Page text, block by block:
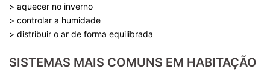
> aquecer no inverno
> controlar a humidade
> distribuir o ar de forma equilibrada
SISTEMAS MAIS COMUNS EM HABITAÇÃO